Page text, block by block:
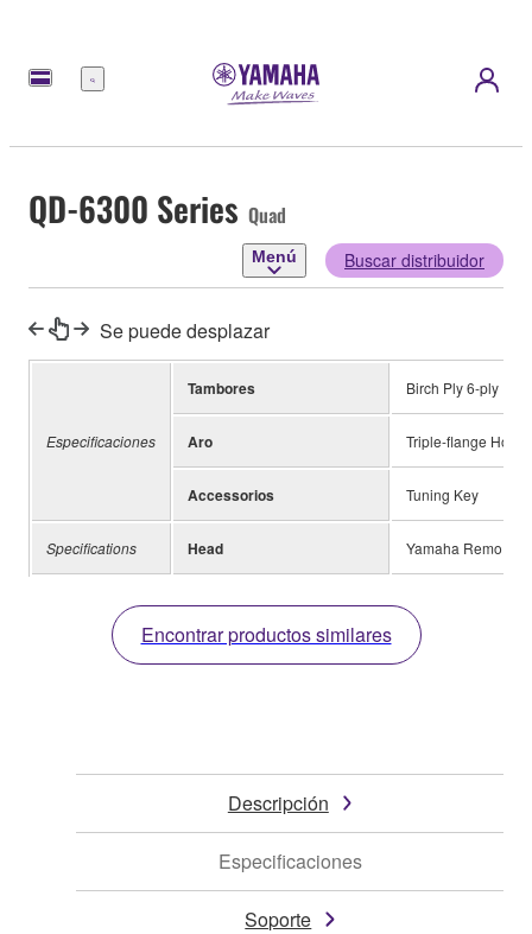
Menú
QD-6300 Series Quad
Menú Buscar distribuidor
Se puede desplazar
Especificaciones
Tambores Birch Ply 6-ply
Aro Triple-flange Hoop
Accessorios Tuning Key
Specifications Head Yamaha Remo UT
Encontrar productos similares
Descripción
Especificaciones
Soporte